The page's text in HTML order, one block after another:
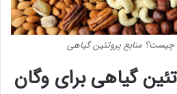
گیاهی برای وگان